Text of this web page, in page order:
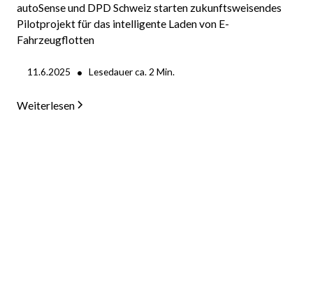
autoSense und DPD Schweiz starten zukunftsweisendes
Pilotprojekt für das intelligente Laden von E-
Fahrzeugflotten
11.6.2025 • Lesedauer ca. 2 Min.
Weiterlesen